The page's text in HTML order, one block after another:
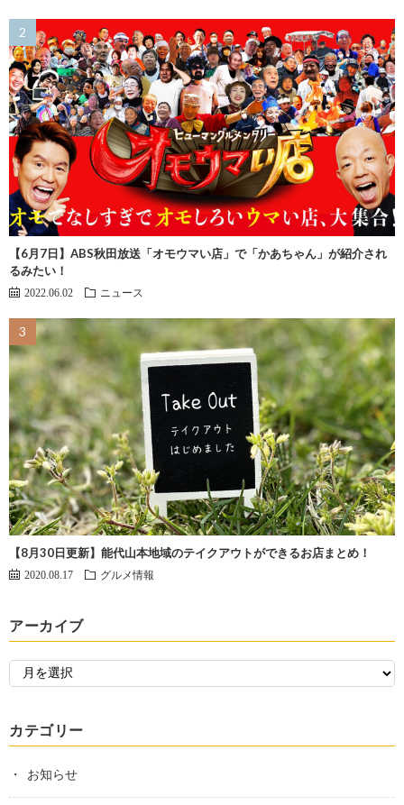
【6月7日】ABS秋田放送「オモウマい店」で「かあちゃん」が紹介され
るみたい！
2022.06.02 ニュース
【8月30日更新】能代山本地域のテイクアウトができるお店まとめ！
2020.08.17 グルメ情報
アーカイブ
カテゴリー
お知らせ